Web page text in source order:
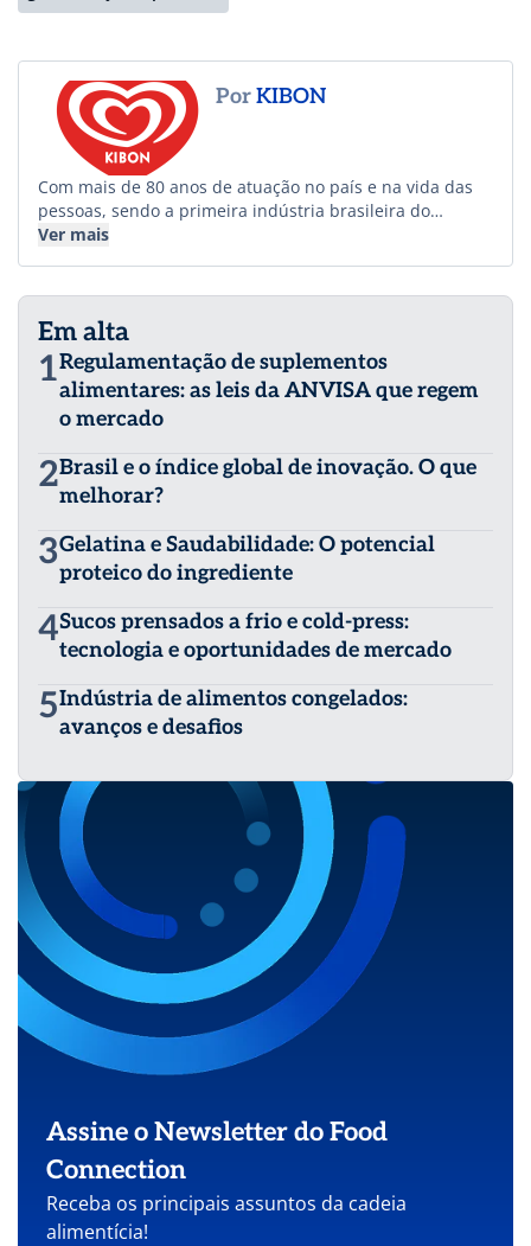
PorKIBON
Com mais de 80 anos de atuação no país e na vida das
pessoas, sendo a primeira indústria brasileira do
segmento de sorvetes, Kibon é a marca líder de mercado
ano. Para isso, tem investido cada vez mais em marcar
presença nos principais locais onde os seus
consumidores estão. Assim, podem levar inovações de
suas delícias geladas que atendam a diferentes perfis.
Nos acompanhe nas redes sociais:
Ver mais
Em alta
1Regulamentação de suplementos
alimentares: as leis da ANVISA que regem
o mercado
2Brasil e o índice global de inovação. O que
melhorar?
3Gelatina e Saudabilidade: O potencial
proteico do ingrediente
4Sucos prensados a frio e cold-press:
tecnologia e oportunidades de mercado
5Indústria de alimentos congelados:
avanços e desafios
Assine o Newsletter do Food
Connection
Receba os principais assuntos da cadeia
alimentícia!